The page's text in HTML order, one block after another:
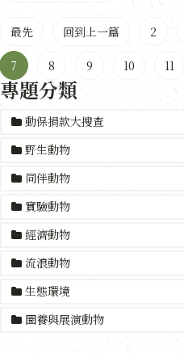
最先 回到上一篇 2
7 8 9 10 11
專題分類
動保捐款大搜查
野生動物
同伴動物
實驗動物
經濟動物
流浪動物
生態環境
圈養與展演動物